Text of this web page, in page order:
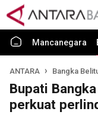
Mancanegara
ANTARA Bangka
Bupati
perkuat